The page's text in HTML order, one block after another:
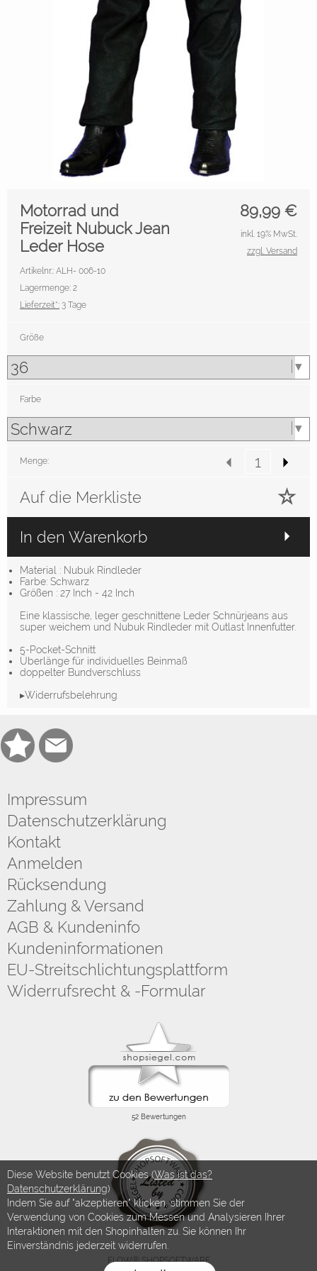
89,99 €
Motorrad und
Freizeit Nubuck Jean
Leder Hose
Artikelnr.: ALH- 006-10
Lagermenge: 2
Lieferzeit*: 3 Tage
inkl. 19% MwSt.
zzgl. Versand
Größe
Farbe
Menge:
Auf die Merkliste
In den Warenkorb
Material : Nubuk Rindleder
Farbe: Schwarz
Größen : 27 Inch - 42 Inch
Eine klassische, leger geschnittene Leder Schnürjeans aus
super weichem und Nubuk Rindleder mit Outlast Innenfutter.
5-Pocket-Schnitt
Überlänge für individuelles Beinmaß
doppelter Bundverschluss
▸Widerrufsbelehrung
Impressum
Datenschutzerklärung
Kontakt
Anmelden
Rücksendung
Zahlung & Versand
AGB & Kundeninfo
Kundeninformationen
EU-Streitschlichtungsplattform
Widerrufsrecht & -Formular
FLOW® SHOPSOFTWARE
Diese Website benutzt Cookies (Was ist das?
Datenschutzerklärung)
Indem Sie auf "akzeptieren" klicken, stimmen Sie der
Verwendung von Cookies zum Messen und Analysieren Ihrer
Interaktionen mit den Shopinhalten zu. Sie können Ihr
Einverständnis jederzeit widerrufen.